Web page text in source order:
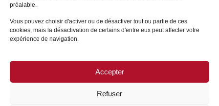
préalable.
Vous pouvez choisir d'activer ou de désactiver tout ou partie de ces
cookies, mais la désactivation de certains d'entre eux peut affecter votre
expérience de navigation.
Accepter
Refuser